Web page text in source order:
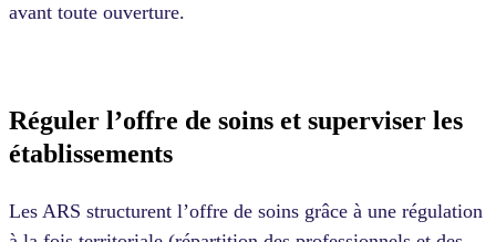
avant toute ouverture.
Réguler l’offre de soins et superviser les
établissements
Les ARS structurent l’offre de soins grâce à une régulation